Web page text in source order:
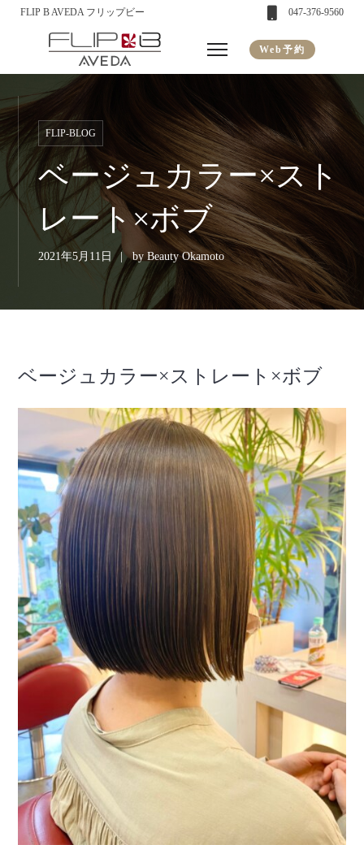
FLIP B AVEDA フリップビー 047-376-9560
Web予約
FLIP-BLOG
ベージュカラー×スト
レート×ボブ
2021年5月11日 by Beauty Okamoto
ベージュカラー×ストレート×ボブ